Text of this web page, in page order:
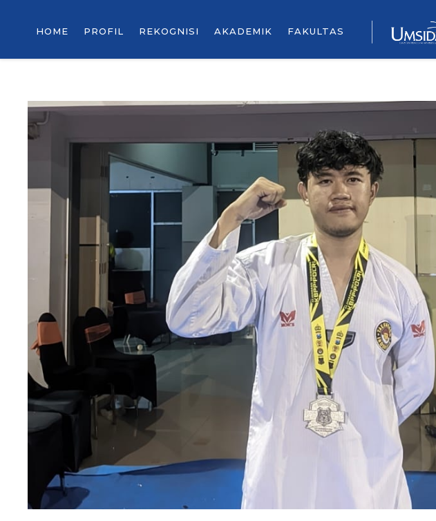
HOME PROFIL REKOGNISI AKADEMIK FAKULTAS